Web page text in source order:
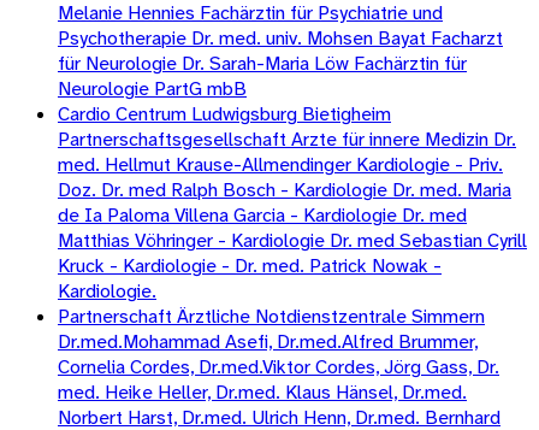
Melanie Hennies Fachärztin für Psychiatrie und
Psychotherapie Dr. med. univ. Mohsen Bayat Facharzt
für Neurologie Dr. Sarah-Maria Löw Fachärztin für
Neurologie PartG mbB
Cardio Centrum Ludwigsburg Bietigheim
Partnerschaftsgesellschaft Arzte für innere Medizin Dr.
med. Hellmut Krause-Allmendinger Kardiologie - Priv.
Doz. Dr. med Ralph Bosch - Kardiologie Dr. med. Maria
de Ia Paloma Villena Garcia - Kardiologie Dr. med
Matthias Vöhringer - Kardiologie Dr. med Sebastian Cyrill
Kruck - Kardiologie - Dr. med. Patrick Nowak -
Kardiologie.
Partnerschaft Ärztliche Notdienstzentrale Simmern
Dr.med.Mohammad Asefi, Dr.med.Alfred Brummer,
Cornelia Cordes, Dr.med.Viktor Cordes, Jörg Gass, Dr.
med. Heike Heller, Dr.med. Klaus Hänsel, Dr.med.
Norbert Harst, Dr.med. Ulrich Henn, Dr.med. Bernhard